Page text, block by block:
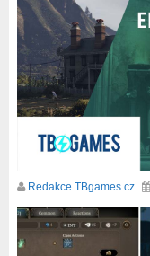
Redakce TBgames.cz